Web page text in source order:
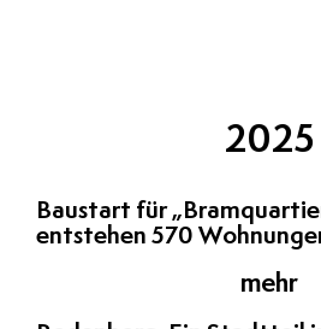
2025
Baustart für
entstehen 570
mehr